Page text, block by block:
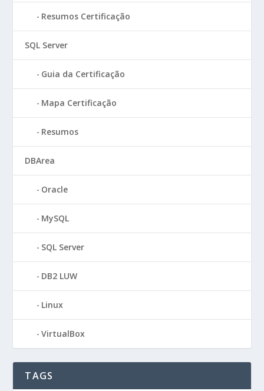
Resumos Certificação
SQL Server
Guia da Certificação
Mapa Certificação
Resumos
DBArea
Oracle
MySQL
SQL Server
DB2 LUW
Linux
VirtualBox
TAGS